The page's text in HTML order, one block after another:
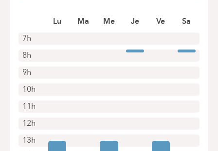
+32 2 434 81 07
Alleen telefonische afspraken
7h
8h
9h
10h
11h
12h
13h
Lu Ma Me Je Ve Sa